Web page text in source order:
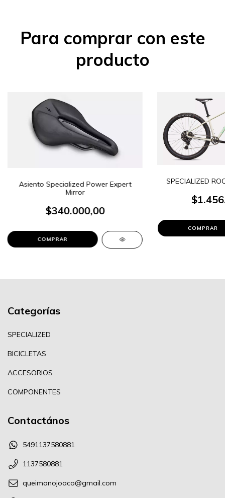
Para comprar con este
producto
Asiento Specialized Power Expert
Mirror
$340.000,00
COMPRAR
SPECIALIZED
COMPRAR
Categorías
SPECIALIZED
BICICLETAS
ACCESORIOS
COMPONENTES
Contactános
5491137580881
1137580881
queimanojoaco@gmail.com